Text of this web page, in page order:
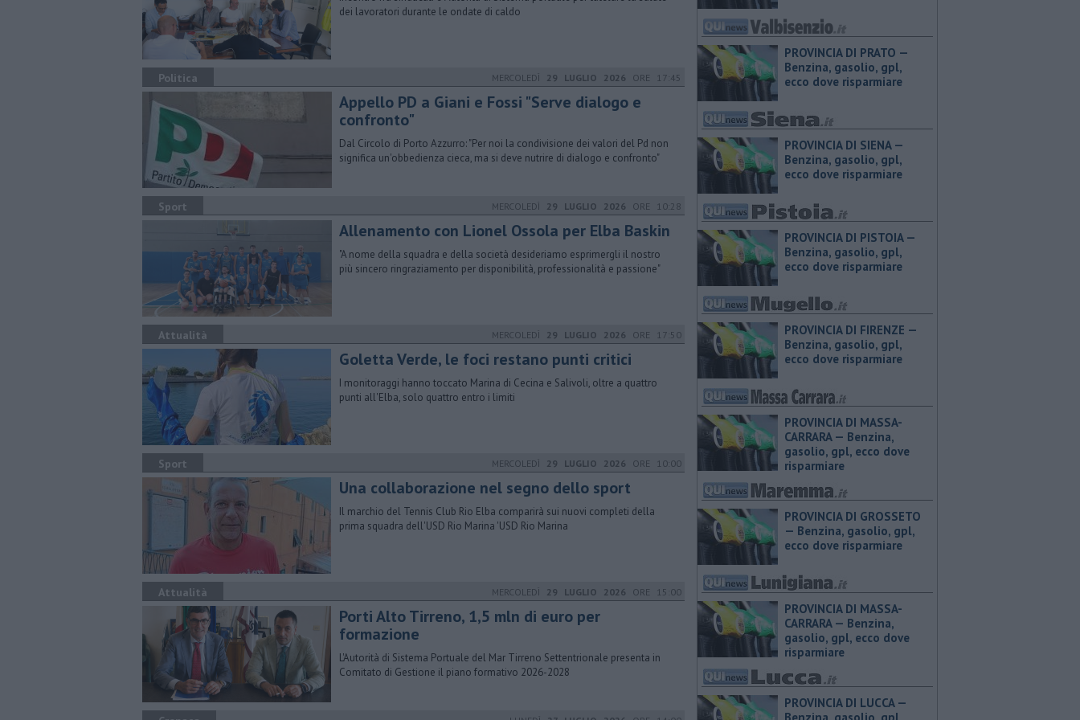
dei lavoratori durante le ondate di caldo
Politica MERCOLEDÌ 29 LUGLIO 2026 ORE 17:45
Appello PD a Giani e Fossi "Serve dialogo e
confronto"
Dal Circolo di Porto Azzurro: "Per noi la condivisione dei valori del Pd non
significa un'obbedienza cieca, ma si deve nutrire di dialogo e confronto"
Sport MERCOLEDÌ 29 LUGLIO 2026 ORE 10:28
Allenamento con Lionel Ossola per Elba Baskin
"A nome della squadra e della società desideriamo esprimergli il nostro
più sincero ringraziamento per disponibilità, professionalità e passione"
Attualità MERCOLEDÌ 29 LUGLIO 2026 ORE 17:50
Goletta Verde, le foci restano punti critici
I monitoraggi hanno toccato Marina di Cecina e Salivoli, oltre a quattro
punti all'Elba, solo quattro entro i limiti
Sport MERCOLEDÌ 29 LUGLIO 2026 ORE 10:00
Una collaborazione nel segno dello sport
Il marchio del Tennis Club Rio Elba comparirà sui nuovi completi della
prima squadra dell'USD Rio Marina 'USD Rio Marina
Attualità MERCOLEDÌ 29 LUGLIO 2026 ORE 15:00
Porti Alto Tirreno, 1,5 mln di euro per
formazione
L'Autorità di Sistema Portuale del Mar Tirreno Settentrionale presenta in
Comitato di Gestione il piano formativo 2026-2028
PROVINCIA DI PRATO — ​
Benzina, gasolio, gpl,
ecco dove risparmiare
PROVINCIA DI SIENA — ​
Benzina, gasolio, gpl,
ecco dove risparmiare
PROVINCIA DI PISTOIA — ​
Benzina, gasolio, gpl,
ecco dove risparmiare
PROVINCIA DI FIRENZE — ​
Benzina, gasolio, gpl,
ecco dove risparmiare
PROVINCIA DI MASSA-
CARRARA — ​Benzina,
gasolio, gpl, ecco dove
risparmiare
PROVINCIA DI GROSSETO
— ​Benzina, gasolio, gpl,
ecco dove risparmiare
PROVINCIA DI MASSA-
CARRARA — ​Benzina,
gasolio, gpl, ecco dove
risparmiare
PROVINCIA DI LUCCA — ​
Benzina, gasolio, gpl,